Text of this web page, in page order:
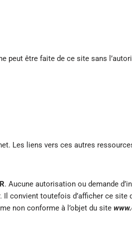
peut être faite de ce site sans
Les liens vers ces autres
. Aucune autorisation ou demande
Il convient toutefois d’afficher ce site
non conforme à l’objet du site